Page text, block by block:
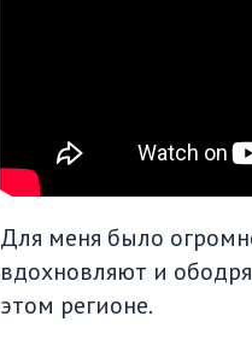
Для меня было
вдохновляют и
этом регионе.